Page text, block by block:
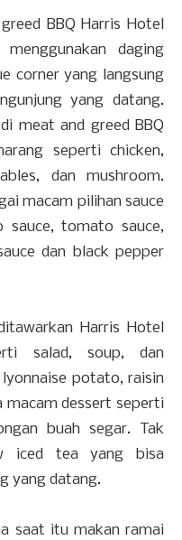
BBQ Harris Hotel
daging
corner yang langsung
yang datang.
meat and greed BBQ
seperti chicken,
dan mushroom.
macam pilihan sauce
sauce, tomato sauce,
dan black pepper
Harris Hotel
salad, soup, dan
potato, raisin
macam dessert seperti
buah segar. Tak
iced tea yang bisa
yang datang.
saat itu makan ramai